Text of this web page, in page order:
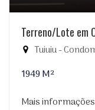
Terreno/Lote em
Tuiuiu -
1949 M²
Mais informações